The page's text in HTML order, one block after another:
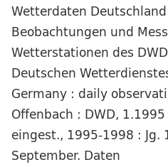
Wetterdaten
Beobachtungen und
Wetterstationen des
Deutschen
Germany : daily
Offenbach : DWD,
eingest., 1995-1998 : Jg.
September. Daten